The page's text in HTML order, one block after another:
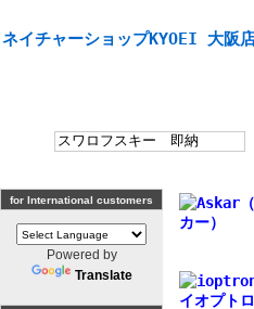
ネイチャーショップKYOEI 大阪
for International customers
Powered by
Translate